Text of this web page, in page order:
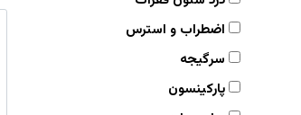
اضطراب و استرس
سرگیجه
پارکینسون